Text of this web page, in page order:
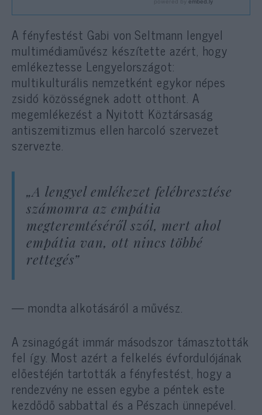
A fényfestést Gabi von Seltmann lengyel
multimédiaművész készítette azért, hogy
emlékeztesse Lengyelországot:
multikulturális nemzetként egykor népes
zsidó közösségnek adott otthont. A
megemlékezést a Nyitott Köztársaság
antiszemitizmus ellen harcoló szervezet
szervezte.
„A lengyel emlékezet felébresztése
számomra az empátia
megteremtéséről szól, mert ahol
empátia van, ott nincs többé
rettegés”
— mondta alkotásáról a művész.
A zsinagógát immár másodszor támasztották
fel így. Most azért a felkelés évfordulójának
előestéjén tartották a fényfestést, hogy a
rendezvény ne essen egybe a péntek este
kezdődő sabbattal és a Pészach ünnepével.